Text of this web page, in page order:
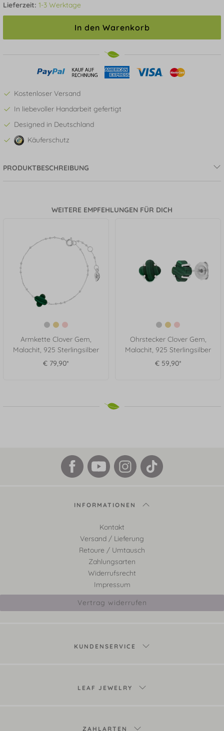
Lieferzeit: 1-3 Werktage
In den Warenkorb
Kostenloser Versand
In liebevoller Handarbeit gefertigt
Designed in Deutschland
Käuferschutz
PRODUKTBESCHREIBUNG
WEITERE EMPFEHLUNGEN FÜR DICH
Armkette Clover Gem,
Malachit, 925 Sterlingsilber
€ 79,90*
Ohrstecker Clover Gem,
Malachit, 925 Sterlingsilber
€ 59,90*
INFORMATIONEN
Kontakt
Versand / Lieferung
Retoure / Umtausch
Zahlungsarten
Widerrufsrecht
Impressum
Vertrag widerrufen
KUNDENSERVICE
LEAF JEWELRY
ZAHLARTEN